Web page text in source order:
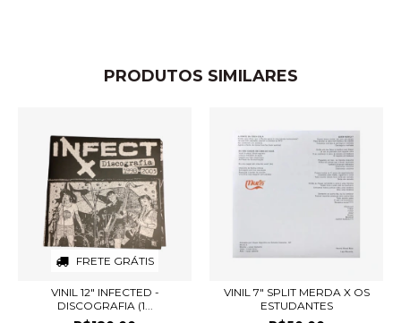
PRODUTOS SIMILARES
FRETE GRÁTIS
VINIL 12" INFECTED -
DISCOGRAFIA (1...
VINIL 7" SPLIT MERDA X OS
ESTUDANTES